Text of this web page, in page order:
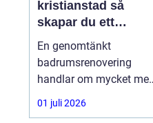
kristianstad så
skapar du ett
hållbart och
funktionellt badrum
En genomtänkt
badrumsrenovering
handlar om mycket mer
än kakel och inredning.
Vattensäkra lösningar,
01 juli 2026